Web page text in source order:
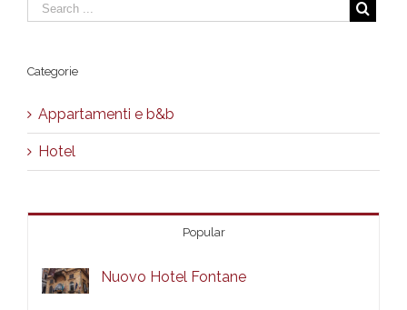
Categorie
Appartamenti e b&b
Hotel
Popular
Nuovo Hotel Fontane